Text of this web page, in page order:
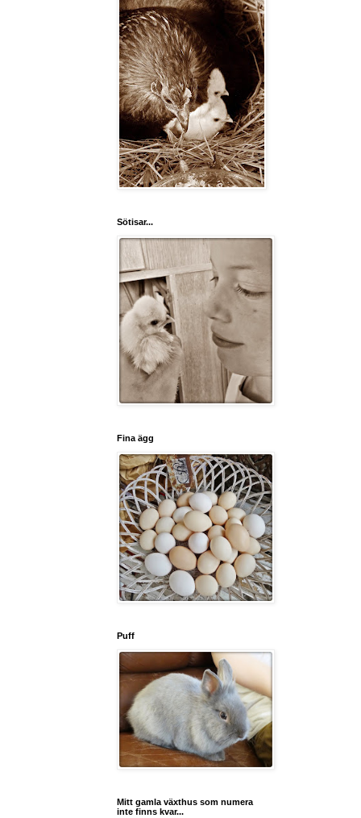
Sötisar...
Fina ägg
Puff
Mitt gamla växthus som numera
inte finns kvar...